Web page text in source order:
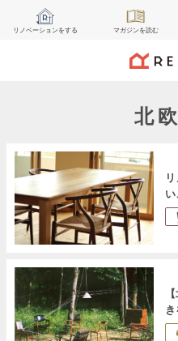
リノベーションをする マガジンを読む
北